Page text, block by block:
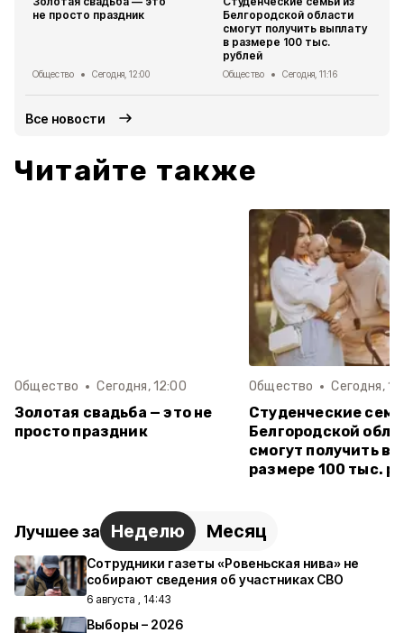
не просто праздник
Общество Сегодня, 12:00
Белгородской области
смогут получить выплату
в размере 100 тыс.
рублей
Общество Сегодня, 11:16
Все новости
Читайте также
Общество Сегодня, 12:00
Золотая свадьба — это не
просто праздник
Общество Сегодня,
Студенческие
Белгородской
смогут получить
размере 100 тыс.
Лучшее за Неделю Месяц
Сотрудники газеты «Ровеньская нива» не
собирают сведения об участниках СВО
6 августа , 14:43
Выборы – 2026